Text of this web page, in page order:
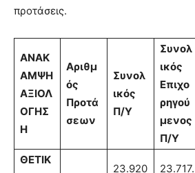
προτάσεις.
ΑΝΑΚ
ΑΜΨΗ
ΑΞΙΟΛ
ΟΓΗΣ
Η
Αριθμ
ός
Προτά
σεων
Συνολ
ικός
Π/Υ
Συνολ
ικός
Επιχο
ρηγού
μενος
Π/Υ
ΘΕΤΙΚ
23.920
23.717.